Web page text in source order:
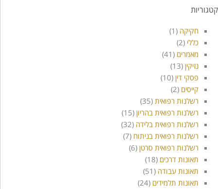
קטגוריות
חקיקה (1)
כללי (2)
מאמרים (41)
נזיקין (13)
פסקי דין (10)
קייסים (2)
רשלנות רפואית (35)
רשלנות רפואית בהריון (15)
רשלנות רפואית בלידה (32)
רשלנות רפואית בניתוח (7)
רשלנות רפואית סרטן (6)
תאונות דרכים (18)
תאונות עבודה (51)
תאונות תלמידים (24)